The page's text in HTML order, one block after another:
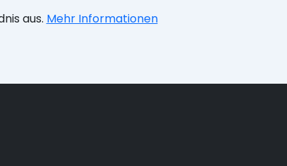
aus. Mehr Informationen